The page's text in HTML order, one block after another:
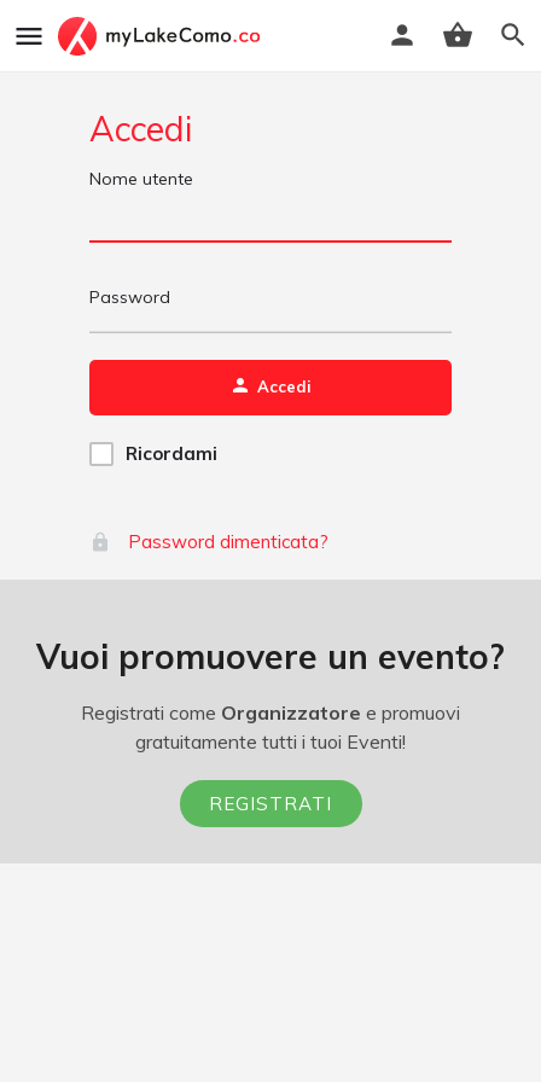
Accedi
Nome utente
Password
Accedi
Ricordami
Password dimenticata?
Vuoi promuovere un evento?
Registrati come Organizzatore e promuovi
gratuitamente tutti i tuoi Eventi!
REGISTRATI